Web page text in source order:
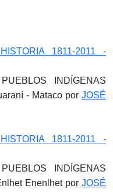
1811-2011 -
INDÍGENAS
- Mataco por JOSÉ
1811-2011 -
INDÍGENAS
Enenlhet por JOSÉ